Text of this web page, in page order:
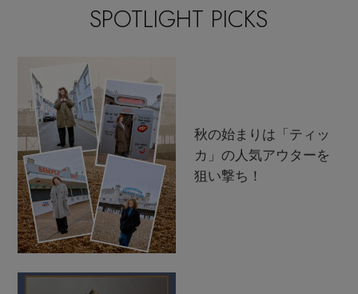
SPOTLIGHT PICKS
秋の始まりは「ティッ
カ」の人気アウターを
狙い撃ち！